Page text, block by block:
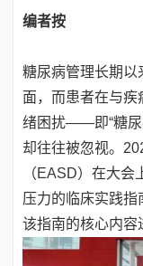
编者按
糖尿病管理长期以
面，而患者在与
绪困扰——即“糖尿
却往往被忽视。
（EASD）在大
压力的临床实践
该指南的核心内容